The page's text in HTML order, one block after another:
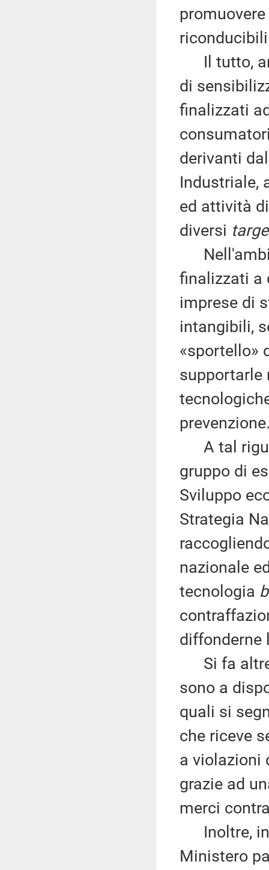
Il tutto,
di
finalizzati
derivanti
Industriale,
ed attività
diversi
finalizzati a
imprese di
intangibili,
«sportello»
supportarle
A tal
gruppo di
Sviluppo
Strategia
nazionale
tecnologia
diffonderne
Si fa
sono a
quali si
che riceve
a violazioni
grazie ad
merci
Inoltre,
Ministero